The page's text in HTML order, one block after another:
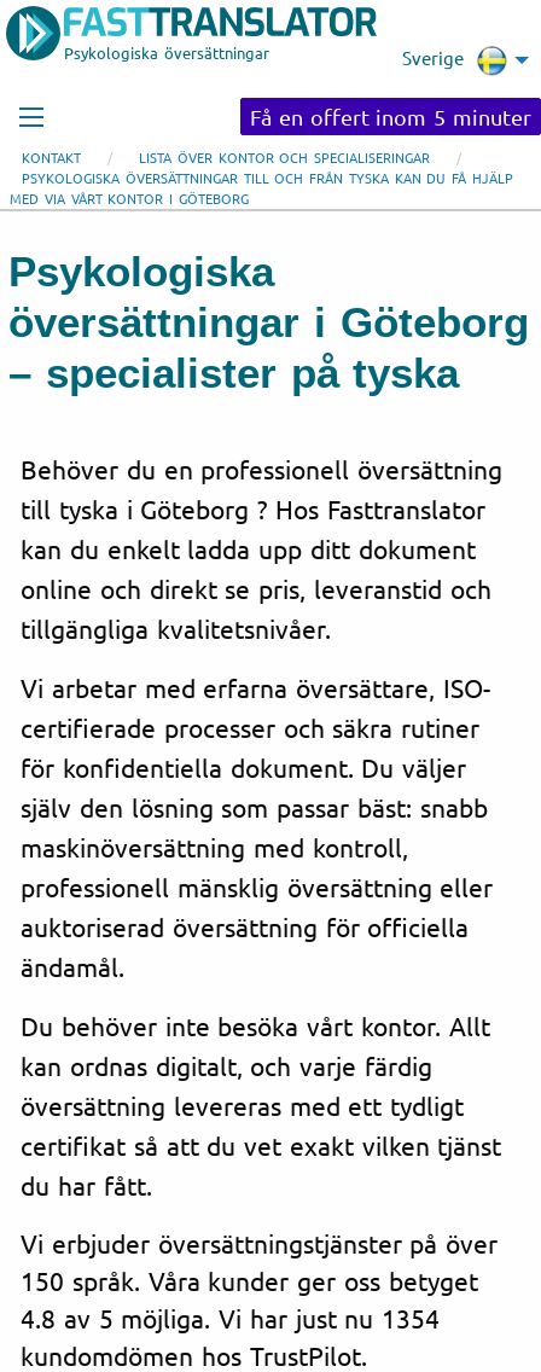
Psykologiska översättningar Sverige
Få en offert inom 5 minuter
KONTAKT
LISTA ÖVER KONTOR OCH SPECIALISERINGAR
PSYKOLOGISKA ÖVERSÄTTNINGAR TILL OCH FRÅN TYSKA KAN DU FÅ HJÄLP
MED VIA VÅRT KONTOR I GÖTEBORG
Psykologiska
översättningar i Göteborg
– specialister på tyska
Behöver du en professionell översättning
till tyska i Göteborg ? Hos Fasttranslator
kan du enkelt ladda upp ditt dokument
online och direkt se pris, leveranstid och
tillgängliga kvalitetsnivåer.
Vi arbetar med erfarna översättare, ISO-
certifierade processer och säkra rutiner
för konfidentiella dokument. Du väljer
själv den lösning som passar bäst: snabb
maskinöversättning med kontroll,
professionell mänsklig översättning eller
auktoriserad översättning för officiella
ändamål.
Du behöver inte besöka vårt kontor. Allt
kan ordnas digitalt, och varje färdig
översättning levereras med ett tydligt
certifikat så att du vet exakt vilken tjänst
du har fått.
Vi erbjuder översättningstjänster på över
150 språk. Våra kunder ger oss betyget
4.8 av 5 möjliga. Vi har just nu 1354
kundomdömen hos TrustPilot.